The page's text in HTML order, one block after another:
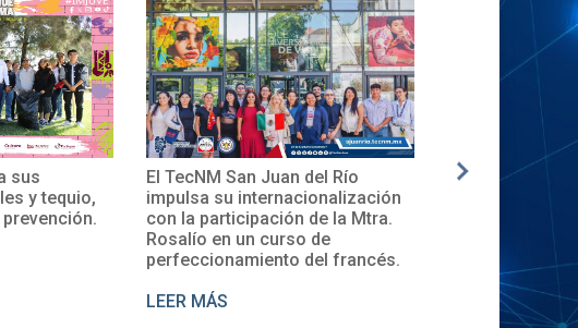
del Río
de la Mtra.
de
✨🎓Toma de Protesta del Comité
Local del XXXII ENECB-CEA 2025
en el TecNM San Juan del Río
LEER MÁS
La nueva
LEER MÁS